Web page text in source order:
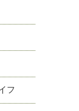
フ